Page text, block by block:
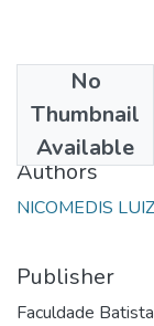
No
Thumbnail
Available
1988
Authors
NICOMEDIS
Publisher
Faculdade